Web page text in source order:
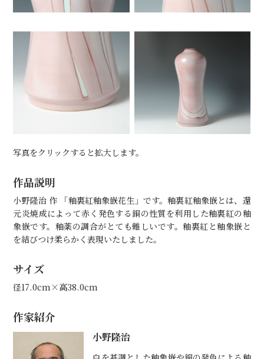
写真をクリックすると拡大します。
作品説明
小野隆治 作 「釉裏紅釉象嵌花生」です。釉裏紅釉象嵌とは、還
元炎焼成によって赤く発色する銅の性質を利用した釉裏紅の釉
象嵌です。釉薬の調合がとても難しいです。釉裏紅と釉象嵌と
を結びつけ柔らかく表現いたしました。
サイズ
径17.0cm×高38.0cm
作家紹介
小野隆治